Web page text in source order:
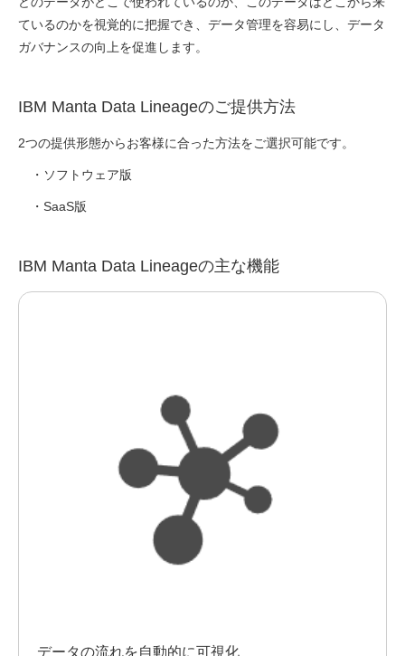
ているのかを視覚的に把握でき、データ管理を容易にし、データ
ガバナンスの向上を促進します。
IBM Manta Data Lineageのご提供方法
2つの提供形態からお客様に合った方法をご選択可能です。
・ソフトウェア版
・SaaS版
IBM Manta Data Lineageの主な機能
データの流れを自動的に可視化